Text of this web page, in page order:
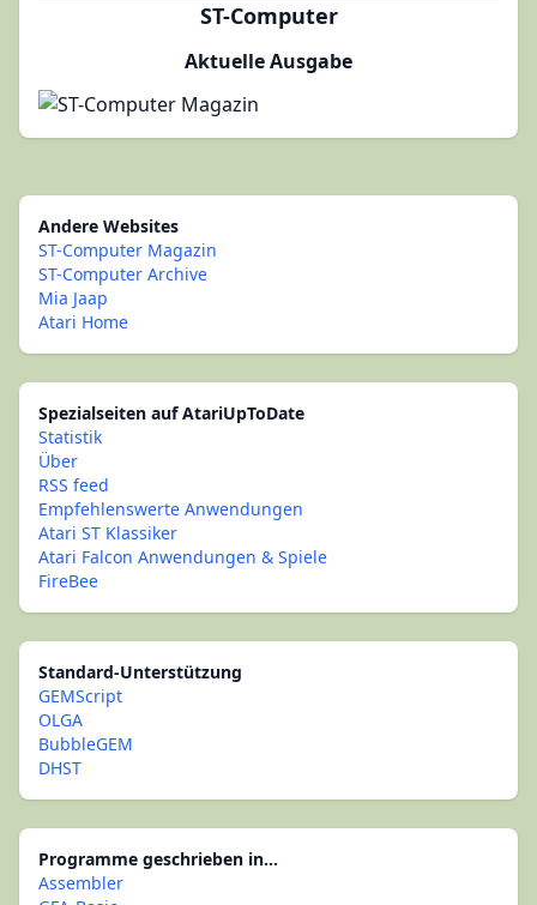
ST-Computer
Aktuelle Ausgabe
Andere Websites
ST-Computer Magazin
ST-Computer Archive
Mia Jaap
Atari Home
Spezialseiten auf AtariUpToDate
Statistik
Über
RSS feed
Empfehlenswerte Anwendungen
Atari ST Klassiker
Atari Falcon Anwendungen & Spiele
FireBee
Standard-Unterstützung
GEMScript
OLGA
BubbleGEM
DHST
Programme geschrieben in...
Assembler